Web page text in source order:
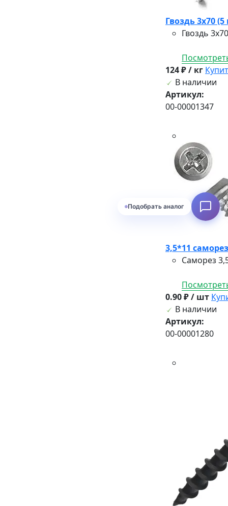
Гвоздь 3х70 (5
Гвоздь
124 ₽ / кг
В наличии
Артикул:
00-00001347
3,5*11
Саморез
0.90 ₽ / шт
В наличии
Артикул:
00-00001280
Подобрать аналог